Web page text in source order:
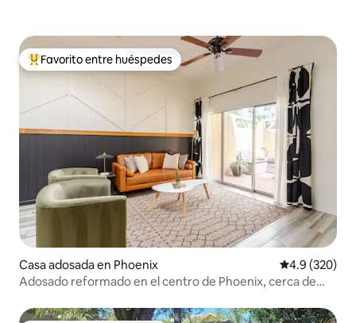
Favorito entre huéspedes preferido
Favorito entre huéspedes
Casa adosada en Phoenix Calificación
4.9 (320)
Adosado reformado en el centro de Phoenix, cerca de